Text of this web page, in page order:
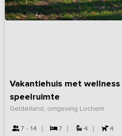
Vakantiehuis met
speelruimte
Gelderland, omgeving Lochem
7 - 14 7 4 4